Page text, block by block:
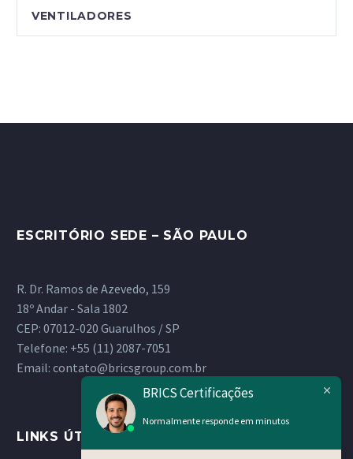
VENTILADORES
ESCRITÓRIO SEDE – SÃO PAULO
R. Dr. Ramos de Azevedo, 159
18º Andar - Sala 1802
CEP: 07012-020 Guarulhos / SP
Telefone: +55 (11) 2087-7051
Email: contato@bricsgroup.com.br
LINKS ÚTEIS
BRICS Certificações
Normalmente responde em minutos